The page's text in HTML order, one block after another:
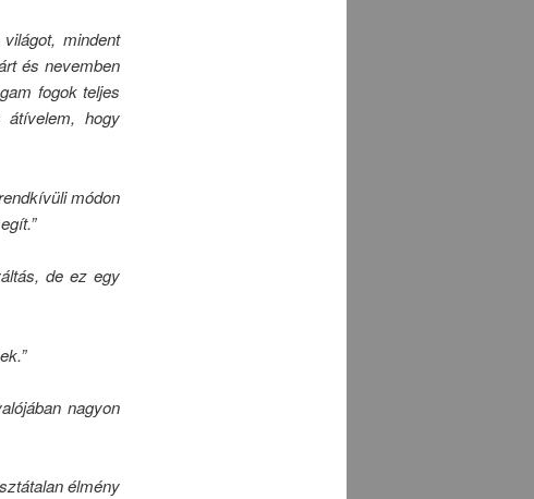
mindent
és nevemben
fogok teljes
hogy
módon
de ez egy
nagyon
élmény